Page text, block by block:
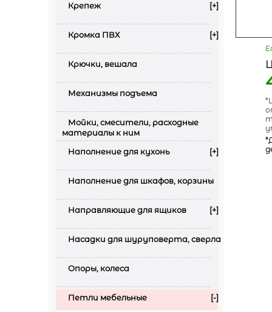
Крепеж [+]
Кромка ПВХ [+]
Крючки, вешала
Механизмы подъема
Мойки, смесители, расходные
материалы к ним
Наполнение для кухонь
[+]
Наполнение для шкафов, корзины
Направляющие для ящиков [+]
Насадки для шуруповерта, сверла
Опоры, колеса
Петли мебельные [-]